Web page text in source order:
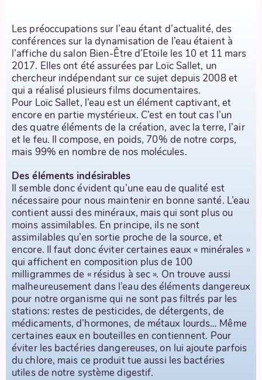
Les préoccupations sur l’eau étant d’actualité, des
conférences sur la dynamisation de l’eau étaient à
l’affiche du salon Bien-Être d’Etoile les 10 et 11 mars
2017. Elles ont été assurées par Loïc Sallet, un
chercheur indépendant sur ce sujet depuis 2008 et
qui a réalisé plusieurs films documentaires.
Pour Loïc Sallet, l’eau est un élément captivant, et
encore en partie mystérieux. C’est en tout cas l’un
des quatre éléments de la création, avec la terre, l’air
et le feu. Il compose, en poids, 70% de notre corps,
mais 99% en nombre de nos molécules.
Des éléments indésirables
Il semble donc évident qu’une eau de qualité est
nécessaire pour nous maintenir en bonne santé. L’eau
contient aussi des minéraux, mais qui sont plus ou
moins assimilables. En principe, ils ne sont
assimilables qu’en sortie proche de la source, et
encore. Il faut donc éviter certaines eaux « minérales »
qui affichent en composition plus de 100
milligrammes de « résidus à sec ». On trouve aussi
malheureusement dans l’eau des éléments dangereux
pour notre organisme qui ne sont pas filtrés par les
stations: restes de pesticides, de détergents, de
médicaments, d’hormones, de métaux lourds… Même
certaines eaux en bouteilles en contiennent. Pour
éviter les bactéries dangereuses, on lui ajoute parfois
du chlore, mais ce produit tue aussi les bactéries
utiles de notre système digestif.